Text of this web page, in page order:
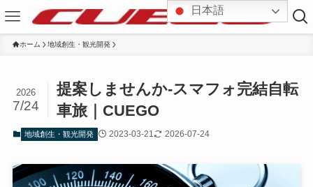
ホーム 地域創生・観光開発
提案しませんか-スマフォ完結自転
車旅｜CUEGO
2026
7/24
地域創生・観光開発 2023-03-21 2026-07-24
日本語